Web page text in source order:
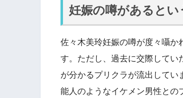
妊娠の噂があるとい
佐々木美玲妊娠の噂が度々囁か
す。ただし、過去に交際してい
が分かるプリクラが流出して
能人のようなイケメン男性との